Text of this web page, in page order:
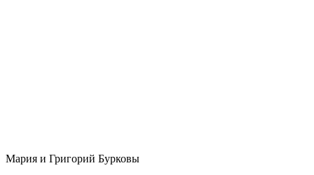
Мария и Григорий Бурковы